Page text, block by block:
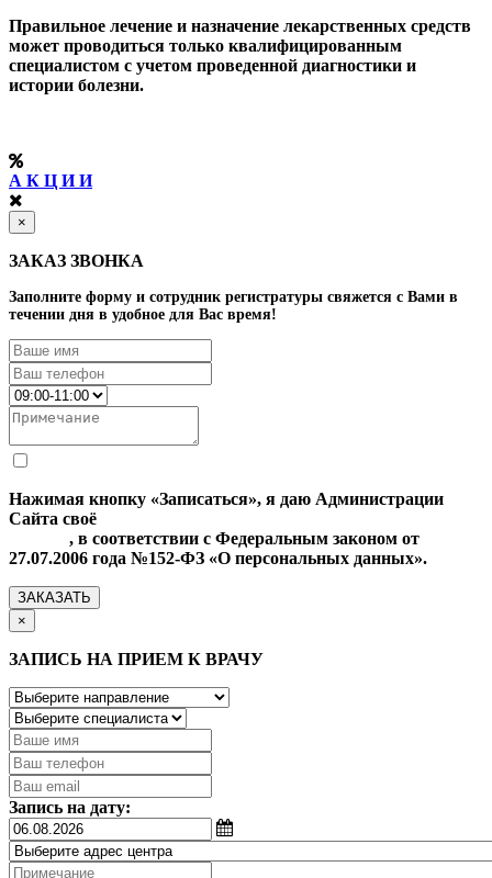
Правильное лечение и назначение лекарственных средств
может проводиться только квалифицированным
специалистом с учетом проведенной диагностики и
истории болезни.
А К Ц И И
×
ЗАКАЗ ЗВОНКА
Заполните форму и сотрудник регистратуры свяжется с Вами в
течении дня в удобное для Вас время!
Нажимая кнопку «Записаться», я даю Администрации
Сайта своё
, в соответствии с Федеральным законом от
27.07.2006 года №152-ФЗ «О персональных данных».
ЗАКАЗАТЬ
×
ЗАПИСЬ НА ПРИЕМ К ВРАЧУ
Запись на дату: